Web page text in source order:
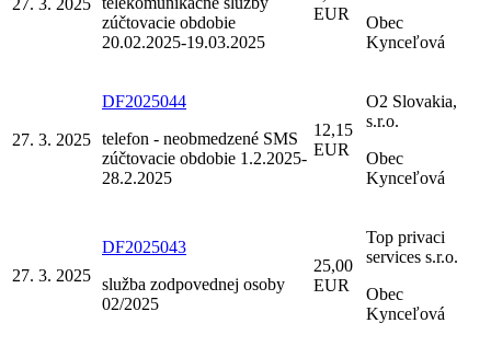
27. 3. 2025
zúčtovacie obdobie
20.02.2025-19.03.2025
EUR
Obec
Kynceľová
27. 3. 2025
DF2025044
telefon - neobmedzené SMS
zúčtovacie obdobie 1.2.2025-
28.2.2025
12,15
EUR
O2 Slovakia,
s.r.o.
Obec
Kynceľová
27. 3. 2025
DF2025043
služba zodpovednej osoby
02/2025
25,00
EUR
Top privaci
services s.r.o.
Obec
Kynceľová